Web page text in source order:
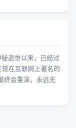
逝世以来，已经过
在互联网上著名的
终会重演，永远无